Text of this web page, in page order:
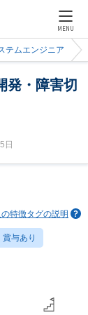
MENU
テムエンジニア
発・障害切
日
特徴タグの説明
賞与あり